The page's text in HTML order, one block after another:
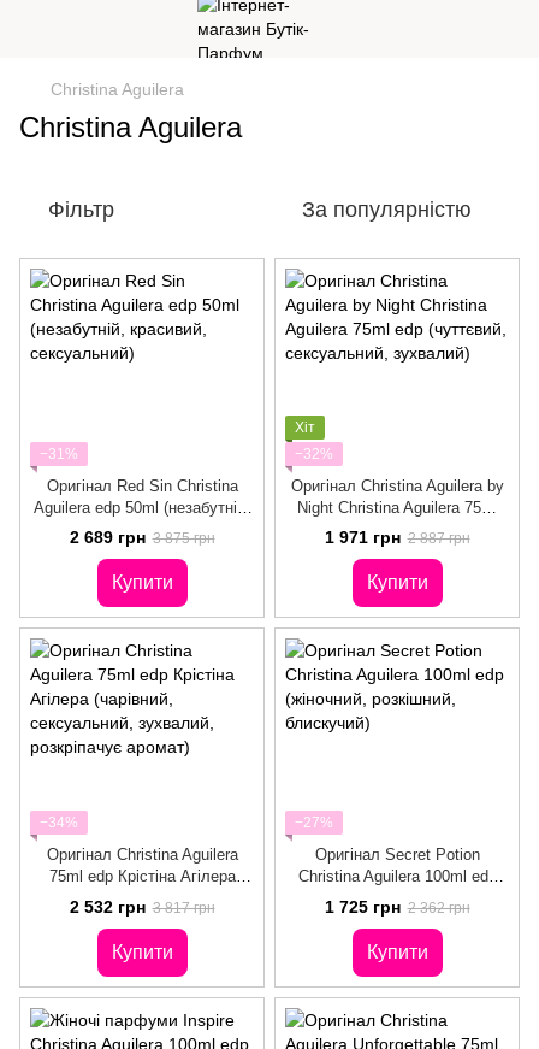
Christina Aguilera
Christina Aguilera
Фільтр За популярністю
−31%
Оригінал Red Sin Christina
Aguilera edp 50ml (незабутній,
красивий, сексуальний)
2 689 грн 3 875 грн
Купити
Хіт
−32%
Оригінал Christina Aguilera by
Night Christina Aguilera 75ml
edp (чуттєвий, сексуальний,
зухвалий)
1 971 грн 2 887 грн
Купити
−34%
Оригінал Christina Aguilera
75ml edp Крістіна Агілера
(чарівний, сексуальний,
зухвалий, розкріпачує аромат)
2 532 грн 3 817 грн
Купити
−27%
Оригінал Secret Potion
Christina Aguilera 100ml edp
(жіночний, розкішний,
блискучий)
1 725 грн 2 362 грн
Купити